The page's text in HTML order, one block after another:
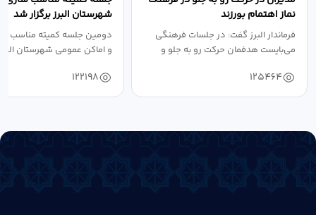
نماز اهتمام بورزند
فرماندار البرز گفت: در جلسات فرهنگی
می‌بایست هدفمان حرکت رو به جلو و
125464
شهرستان البرز برگزار شد
دومین جلسه کمیته مناسب
و اماکن عمومی شهرستان
122198